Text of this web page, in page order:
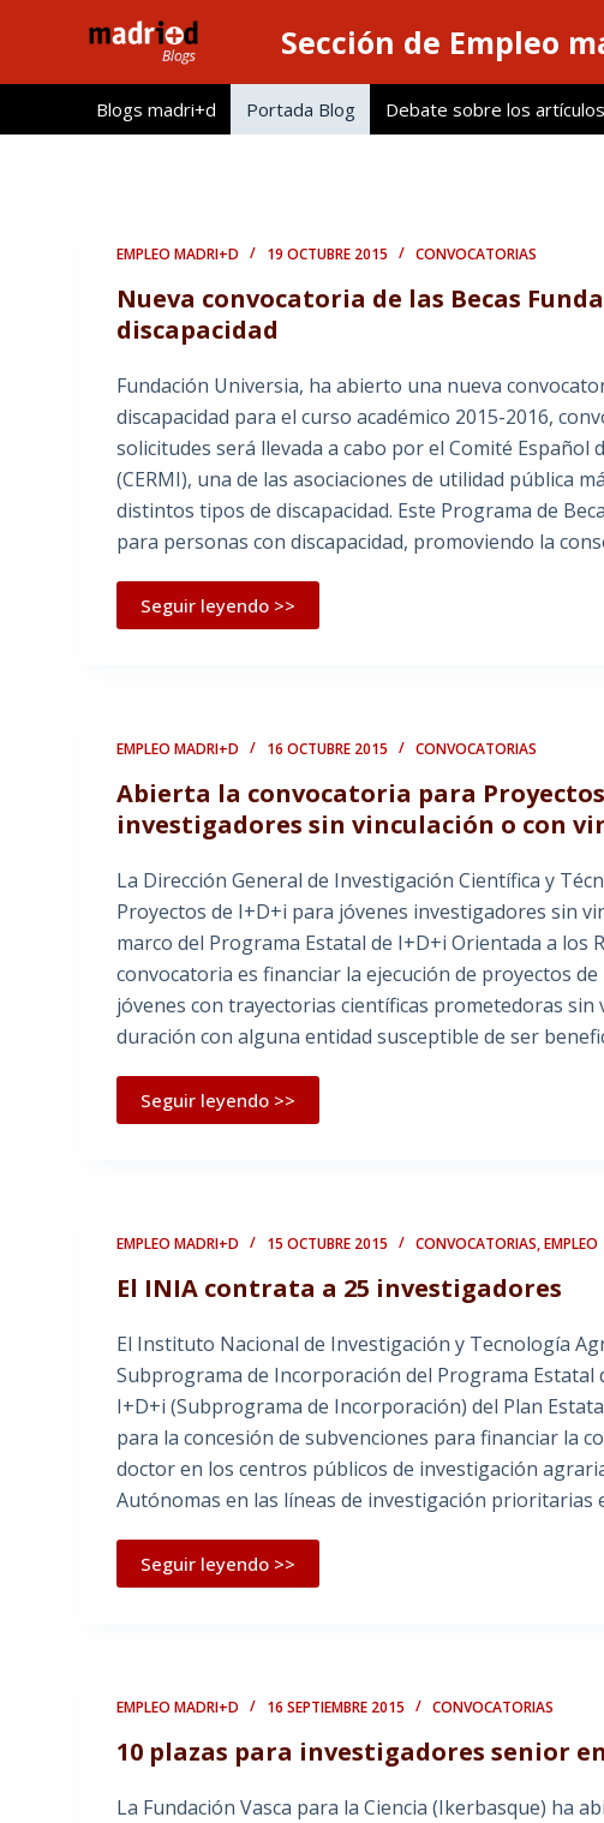
l
Sección de Empleo
Blogs madri+d Portada Blog Debate sobre los
EMPLEO MADRI+D 19 OCTUBRE 2015 CONVOCATORIAS
Nueva convocatoria de las Becas
discapacidad
Fundación Universia, ha abierto una nueva
discapacidad para el curso académico 2015-2016,
solicitudes será llevada a cabo por el Comité Español
(CERMI), una de las asociaciones de utilidad pública
distintos tipos de discapacidad. Este Programa de
para personas con discapacidad, promoviendo la
Seguir leyendo >>
EMPLEO MADRI+D 16 OCTUBRE 2015 CONVOCATORIAS
Abierta la convocatoria para
investigadores sin vinculación o con
La Dirección General de Investigación Científica y
Proyectos de I+D+i para jóvenes investigadores sin
marco del Programa Estatal de I+D+i Orientada a los
convocatoria es financiar la ejecución de proyectos
jóvenes con trayectorias científicas prometedoras
duración con alguna entidad susceptible de ser
Seguir leyendo >>
EMPLEO MADRI+D 15 OCTUBRE 2015 CONVOCATORIAS,EMPLEO
El INIA contrata a 25 investigadores
El Instituto Nacional de Investigación y Tecnología
Subprograma de Incorporación del Programa
I+D+i (Subprograma de Incorporación) del Plan
para la concesión de subvenciones para financiar la
doctor en los centros públicos de investigación
Autónomas en las líneas de investigación prioritarias
Seguir leyendo >>
EMPLEO MADRI+D 16 SEPTIEMBRE 2015 CONVOCATORIAS
10 plazas para investigadores senior
La Fundación Vasca para la Ciencia (Ikerbasque) ha